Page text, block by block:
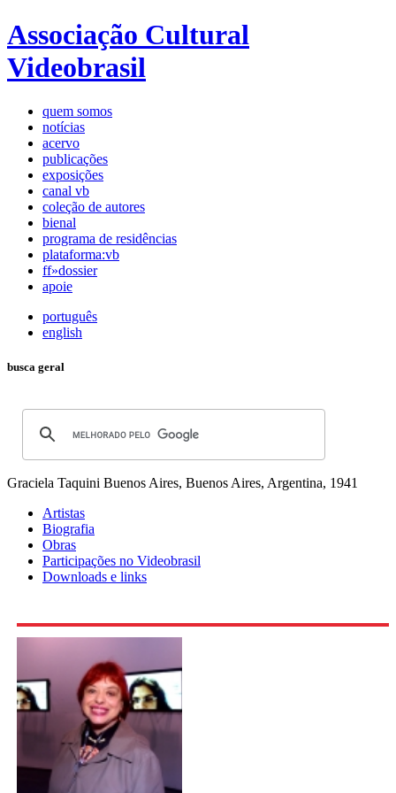
Associação Cultural
Videobrasil
quem somos
notícias
acervo
publicações
exposições
canal vb
coleção de autores
bienal
programa de residências
plataforma:vb
ff»dossier
apoie
português
english
busca geral
Graciela Taquini Buenos Aires, Buenos Aires, Argentina, 1941
Artistas
Biografia
Obras
Participações no Videobrasil
Downloads e links